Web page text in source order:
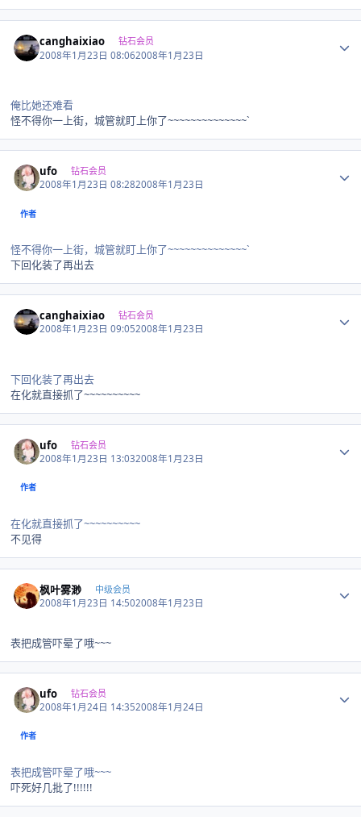
canghaixiao 钻石会员
2008年1月23日 08:062008年1月23日
俺比她还难看
怪不得你一上街，城管就盯上你了~~~~~~~~~~~~~~`
ufo 钻石会员
2008年1月23日 08:282008年1月23日
作者
怪不得你一上街，城管就盯上你了~~~~~~~~~~~~~~`
下回化装了再出去
canghaixiao 钻石会员
2008年1月23日 09:052008年1月23日
下回化装了再出去
在化就直接抓了~~~~~~~~~~
ufo 钻石会员
2008年1月23日 13:032008年1月23日
作者
在化就直接抓了~~~~~~~~~~
不见得
枫叶雾渺 中级会员
2008年1月23日 14:502008年1月23日
表把成管吓晕了哦~~~
ufo 钻石会员
2008年1月24日 14:352008年1月24日
作者
表把成管吓晕了哦~~~
吓死好几批了!!!!!!